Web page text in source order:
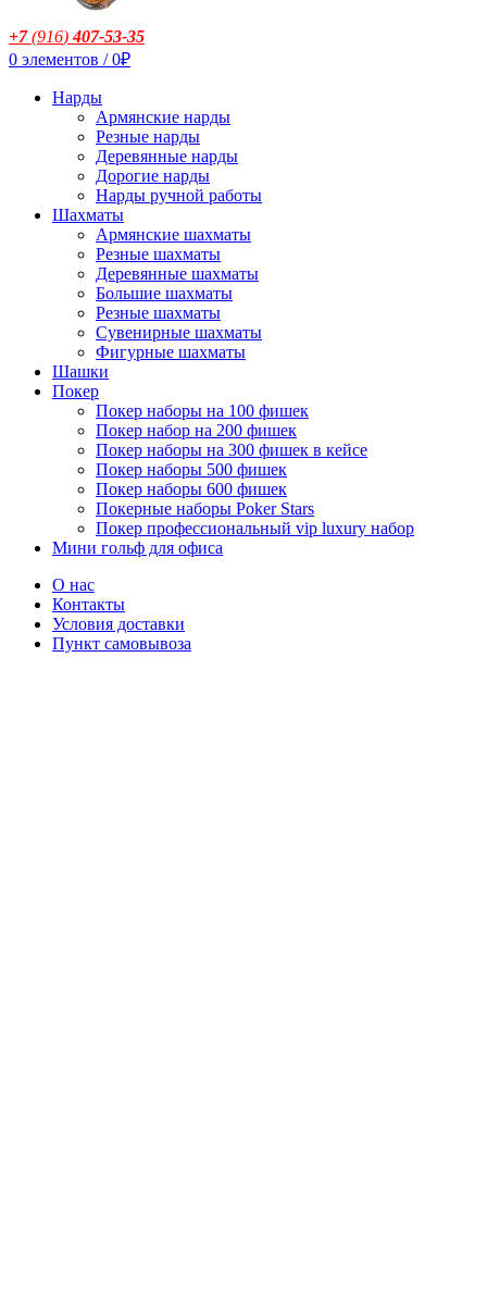
+7(916)407-53-35
0 элементов / 0₽
Нарды
Армянские нарды
Резные нарды
Деревянные нарды
Дорогие нарды
Нарды ручной работы
Шахматы
Армянские шахматы
Резные шахматы
Деревянные шахматы
Большие шахматы
Резные шахматы
Сувенирные шахматы
Фигурные шахматы
Шашки
Покер
Покер наборы на 100 фишек
Покер набор на 200 фишек
Покер наборы на 300 фишек в кейсе
Покер наборы 500 фишек
Покер наборы 600 фишек
Покерные наборы Poker Stars
Покер профессиональный vip luxury набор
Мини гольф для офиса
О нас
Контакты
Условия доставки
Пункт самовывоза